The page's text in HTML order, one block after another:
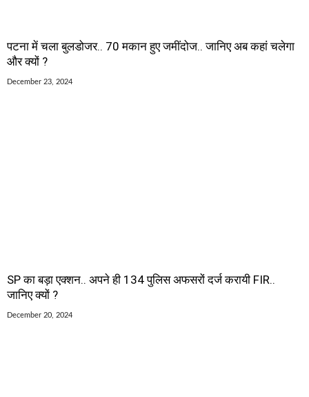
पटना में चला बुलडोजर.. 70 मकान हुए जमींदोज.. जानिए अब कहां चलेगा
और क्यों ?
December 23, 2024
SP का बड़ा एक्शन.. अपने ही 134 पुलिस अफसरों दर्ज करायी FIR..
जानिए क्यों ?
December 20, 2024